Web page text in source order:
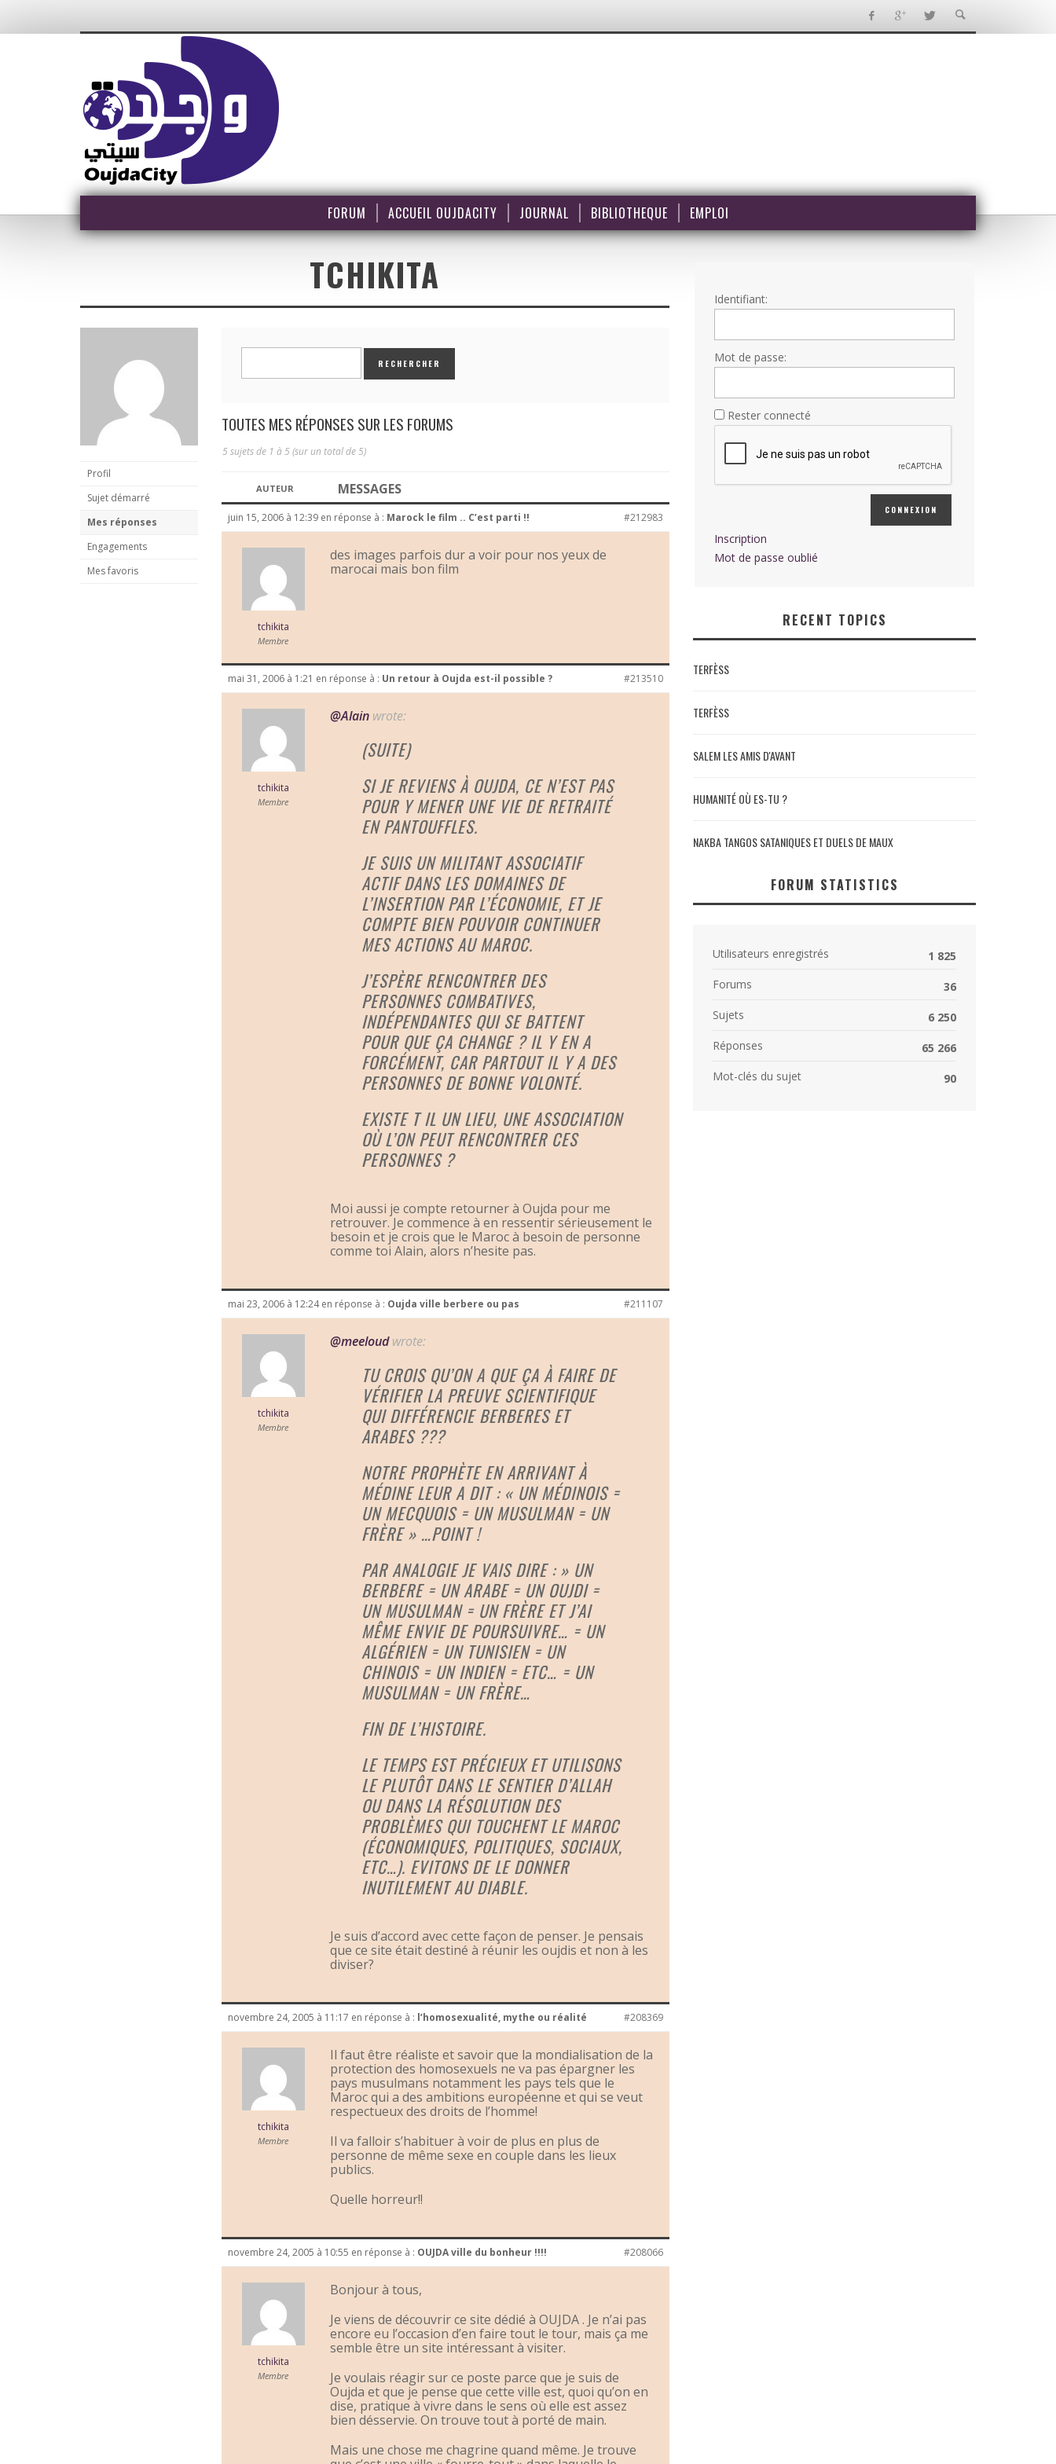
FORUM ACCUEIL OUJDACITY JOURNAL BIBLIOTHEQUE EMPLOI
TCHIKITA
Profil
Sujet démarré
Mes réponses
Engagements
Mes favoris
TOUTES MES RÉPONSES SUR LES FORUMS
5 sujets de 1 à 5 (sur un total de 5)
AUTEUR MESSAGES
juin 15, 2006 à 12:39 en réponse à : Marock le film .. C’est parti !! #212983
tchikita
Membre
des images parfois dur a voir pour nos yeux de
marocai mais bon film
mai 31, 2006 à 1:21 en réponse à : Un retour à Oujda est-il possible ? #213510
tchikita
Membre
@Alain wrote:
(SUITE)
SI JE REVIENS À OUJDA, CE N’EST PAS
POUR Y MENER UNE VIE DE RETRAITÉ
EN PANTOUFFLES.
JE SUIS UN MILITANT ASSOCIATIF
ACTIF DANS LES DOMAINES DE
L’INSERTION PAR L’ÉCONOMIE, ET JE
COMPTE BIEN POUVOIR CONTINUER
MES ACTIONS AU MAROC.
J’ESPÈRE RENCONTRER DES
PERSONNES COMBATIVES,
INDÉPENDANTES QUI SE BATTENT
POUR QUE ÇA CHANGE ? IL Y EN A
FORCÉMENT, CAR PARTOUT IL Y A DES
PERSONNES DE BONNE VOLONTÉ.
EXISTE T IL UN LIEU, UNE ASSOCIATION
OÙ L’ON PEUT RENCONTRER CES
PERSONNES ?
Moi aussi je compte retourner à Oujda pour me
retrouver. Je commence à en ressentir sérieusement le
besoin et je crois que le Maroc à besoin de personne
comme toi Alain, alors n’hesite pas.
mai 23, 2006 à 12:24en réponse à : Oujda ville berbere ou pas #211107
tchikita
Membre
@meeloudwrote:
TU CROIS QU’ON A QUE ÇA À FAIRE DE
VÉRIFIER LA PREUVE SCIENTIFIQUE
QUI DIFFÉRENCIE BERBERES ET
ARABES ???
NOTRE PROPHÈTE EN ARRIVANT À
MÉDINE LEUR A DIT : « UN MÉDINOIS =
UN MECQUOIS = UN MUSULMAN = UN
FRÈRE » …POINT !
PAR ANALOGIE JE VAIS DIRE : » UN
BERBERE = UN ARABE = UN OUJDI =
UN MUSULMAN = UN FRÈRE ET J’AI
MÊME ENVIE DE POURSUIVRE… = UN
ALGÉRIEN = UN TUNISIEN = UN
CHINOIS = UN INDIEN = ETC… = UN
MUSULMAN = UN FRÈRE…
FIN DE L’HISTOIRE.
LE TEMPS EST PRÉCIEUX ET UTILISONS
LE PLUTÔT DANS LE SENTIER D’ALLAH
OU DANS LA RÉSOLUTION DES
PROBLÈMES QUI TOUCHENT LE MAROC
(ÉCONOMIQUES, POLITIQUES, SOCIAUX,
ETC…). EVITONS DE LE DONNER
INUTILEMENT AU DIABLE.
Je suis d’accord avec cette façon de penser. Je pensais
que ce site était destiné à réunir les oujdis et non à les
diviser?
novembre 24, 2005 à 11:17 en réponse à : l’homosexualité, mythe ou réalité #208369
tchikita
Membre
Il faut être réaliste et savoir que la mondialisation de la
protection des homosexuels ne va pas épargner les
pays musulmans notamment les pays tels que le
Maroc qui a des ambitions européenne et qui se veut
respectueux des droits de l’homme!
Il va falloir s’habituer à voir de plus en plus de
personne de même sexe en couple dans les lieux
publics.
Quelle horreur!!
novembre 24, 2005 à 10:55 en réponse à : OUJDA ville du bonheur !!!! #208066
tchikita
Membre
Bonjour à tous,
Je viens de découvrir ce site dédié à OUJDA . Je n’ai pas
encore eu l’occasion d’en faire tout le tour, mais ça me
semble être un site intéressant à visiter.
Je voulais réagir sur ce poste parce que je suis de
Oujda et que je pense que cette ville est, quoi qu’on en
dise, pratique à vivre dans le sens où elle est assez
bien désservie. On trouve tout à porté de main.
Mais une chose me chagrine quand même. Je trouve
Identifiant:
Mot de passe:
Rester connecté
CONNEXION
Inscription
Mot de passe oublié
RECENT TOPICS
TERFÈSS
TERFÈSS
SALEM LES AMIS D'AVANT
HUMANITÉ OÙ ES-TU ?
NAKBA TANGOS SATANIQUES ET DUELS DE MAUX
FORUM STATISTICS
Utilisateurs enregistrés
1 825
Forums
36
Sujets
6 250
Réponses
65 266
Mot-clés du sujet
90